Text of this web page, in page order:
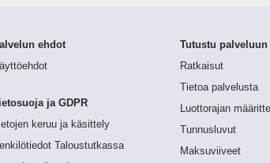
ehdot
ja GDPR
keruu ja käsittely
Taloustutkassa
Tutustu palveluun
Ratkaisut
Tietoa palvelusta
Luottorajan
Tunnusluvut
Maksuviiveet